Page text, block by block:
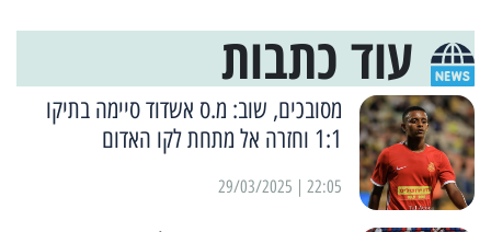
עוד כתבות
מסובכים, שוב: מ.ס אשדוד סיימה בתיקו
1:1 וחזרה אל מתחת לקו האדום
22:05 | 29/03/2025